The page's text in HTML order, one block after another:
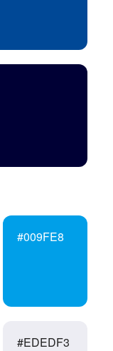
#009FE8
#EDEDF3